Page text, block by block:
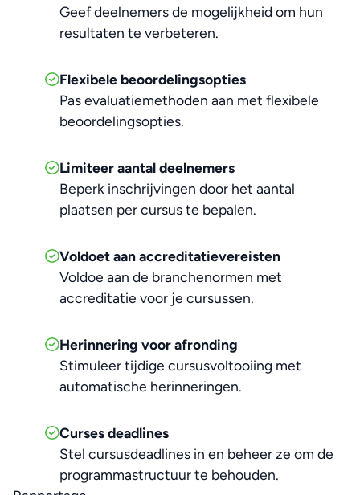
Geef deelnemers de mogelijkheid om hun
resultaten te verbeteren.
Flexibele beoordelingsopties
Pas evaluatiemethoden aan met flexibele
beoordelingsopties.
Limiteer aantal deelnemers
Beperk inschrijvingen door het aantal
plaatsen per cursus te bepalen.
Voldoet aan accreditatievereisten
Voldoe aan de branchenormen met
accreditatie voor je cursussen.
Herinnering voor afronding
Stimuleer tijdige cursusvoltooiing met
automatische herinneringen.
Curses deadlines
Stel cursusdeadlines in en beheer ze om de
programmastructuur te behouden.